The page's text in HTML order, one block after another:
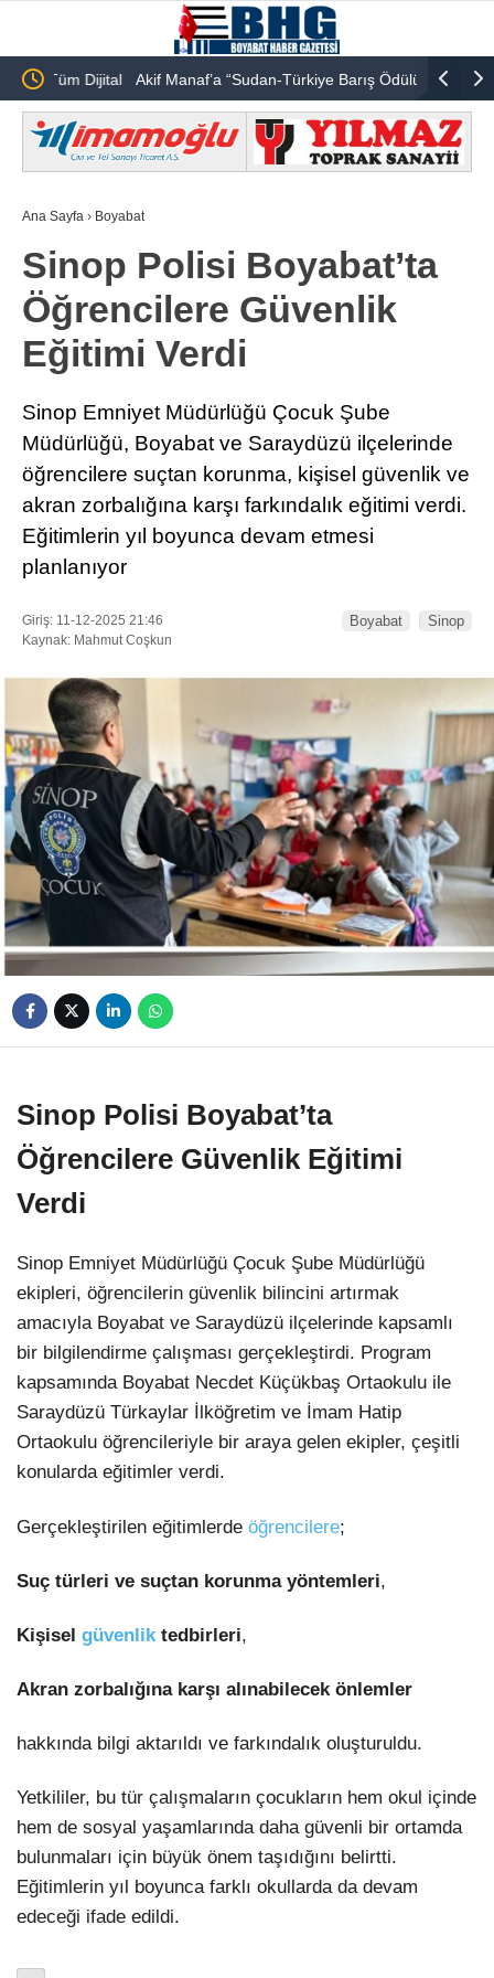
Dijital Akif Manaf’a “Sudan-Türkiye Barış Ödülü” Verildi Emekli
Ana Sayfa › Boyabat
Sinop Polisi Boyabat’ta
Öğrencilere Güvenlik
Eğitimi Verdi
Sinop Emniyet Müdürlüğü Çocuk Şube
Müdürlüğü, Boyabat ve Saraydüzü ilçelerinde
öğrencilere suçtan korunma, kişisel güvenlik ve
akran zorbalığına karşı farkındalık eğitimi verdi.
Eğitimlerin yıl boyunca devam etmesi
planlanıyor
Giriş: 11-12-2025 21:46
Kaynak: Mahmut Coşkun
Boyabat Sinop
Sinop Polisi Boyabat’ta
Öğrencilere Güvenlik Eğitimi
Verdi
Sinop Emniyet Müdürlüğü Çocuk Şube Müdürlüğü
ekipleri, öğrencilerin güvenlik bilincini artırmak
amacıyla Boyabat ve Saraydüzü ilçelerinde kapsamlı
bir bilgilendirme çalışması gerçekleştirdi. Program
kapsamında Boyabat Necdet Küçükbaş Ortaokulu ile
Saraydüzü Türkaylar İlköğretim ve İmam Hatip
Ortaokulu öğrencileriyle bir araya gelen ekipler, çeşitli
konularda eğitimler verdi.
Gerçekleştirilen eğitimlerde öğrencilere;
Suç türleri ve suçtan korunma yöntemleri,
Kişisel güvenlik tedbirleri,
Akran zorbalığına karşı alınabilecek önlemler
hakkında bilgi aktarıldı ve farkındalık oluşturuldu.
Yetkililer, bu tür çalışmaların çocukların hem okul içinde
hem de sosyal yaşamlarında daha güvenli bir ortamda
bulunmaları için büyük önem taşıdığını belirtti.
Eğitimlerin yıl boyunca farklı okullarda da devam
edeceği ifade edildi.